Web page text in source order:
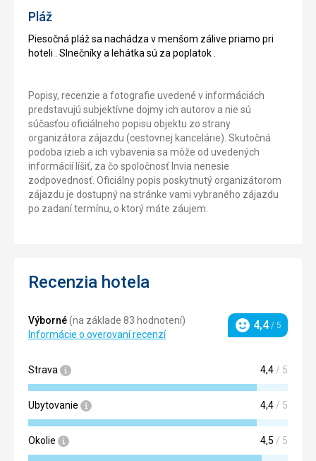
Pláž
Piesočná pláž sa nachádza v menšom zálive priamo pri
hoteli . Slnečníky a lehátka sú za poplatok .
Popisy, recenzie a fotografie uvedené v informáciách
predstavujú subjektívne dojmy ich autorov a nie sú
súčasťou oficiálneho popisu objektu zo strany
organizátora zájazdu (cestovnej kancelárie). Skutočná
podoba izieb a ich vybavenia sa môže od uvedených
informácií líšiť, za čo spoločnosť Invia nenesie
zodpovednosť. Oficiálny popis poskytnutý organizátorom
zájazdu je dostupný na stránke vami vybraného zájazdu
po zadaní termínu, o ktorý máte záujem.
Recenzia hotela
Výborné(na základe 83 hodnotení)
Informácie o overovaní recenzí
Hodnotenie
4,4/ 5
Strava 4,4 / 5
Ubytovanie 4,4 / 5
Okolie 4,5 / 5